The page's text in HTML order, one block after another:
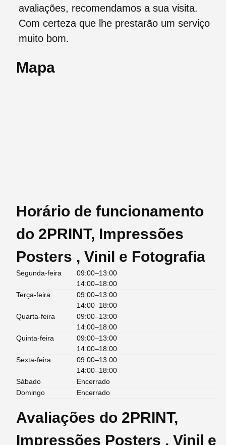
avaliações, recomendamos a sua visita.
Com certeza que lhe prestarão um serviço
muito bom.
Mapa
Horário de funcionamento
do 2PRINT, Impressões
Posters , Vinil e Fotografia
Segunda-feira
09:00–13:00
14:00–18:00
Terça-feira
09:00–13:00
14:00–18:00
Quarta-feira
09:00–13:00
14:00–18:00
Quinta-feira
09:00–13:00
14:00–18:00
Sexta-feira
09:00–13:00
14:00–18:00
Sábado
Encerrado
Domingo
Encerrado
Avaliações do 2PRINT,
Impressões Posters , Vinil e